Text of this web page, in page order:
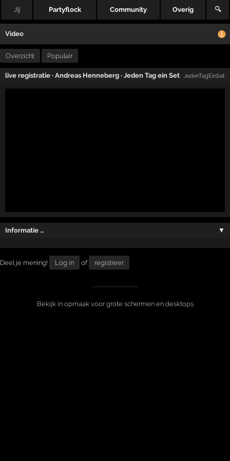
Jij Partyflock Community Overig 🔍
Video
Overzicht Populair
live registratie ·Andreas Henneberg ·Jeden Tag ein Set JedenTagEinSet
Informatie … ▼
Deel je mening! Log in of registreer
Bekijk in opmaak voor grote schermen en desktops